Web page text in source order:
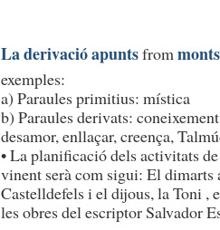
La derivació apuntsfrom
exemples:
a) Paraules primitius: mística
b) Paraules derivats:
desamor, enllaçar, creença,
• La planificació dels activitats
vinent serà com sigui: El dimarts
Castelldefels i el dijous, la Toni ,
les obres del escriptor Salvador